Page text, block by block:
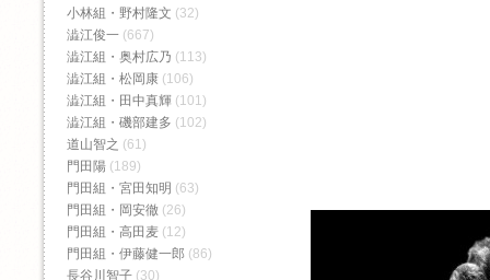
小林組・野村隆文 (32)
澁江俊一 (667)
澁江組・奥村広乃 (113)
澁江組・松岡康 (106)
澁江組・田中真輝 (101)
澁江組・磯部建多 (102)
道山智之 (61)
門田陽 (189)
門田組・宮田知明 (63)
門田組・岡安徹 (26)
門田組・高田麦 (12)
門田組・伊藤健一郎 (86)
長谷川智子 (30)